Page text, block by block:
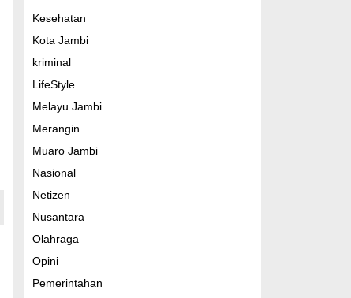
Kesehatan
Kota Jambi
kriminal
LifeStyle
Melayu Jambi
Merangin
Muaro Jambi
Nasional
Netizen
Nusantara
Olahraga
Opini
Pemerintahan